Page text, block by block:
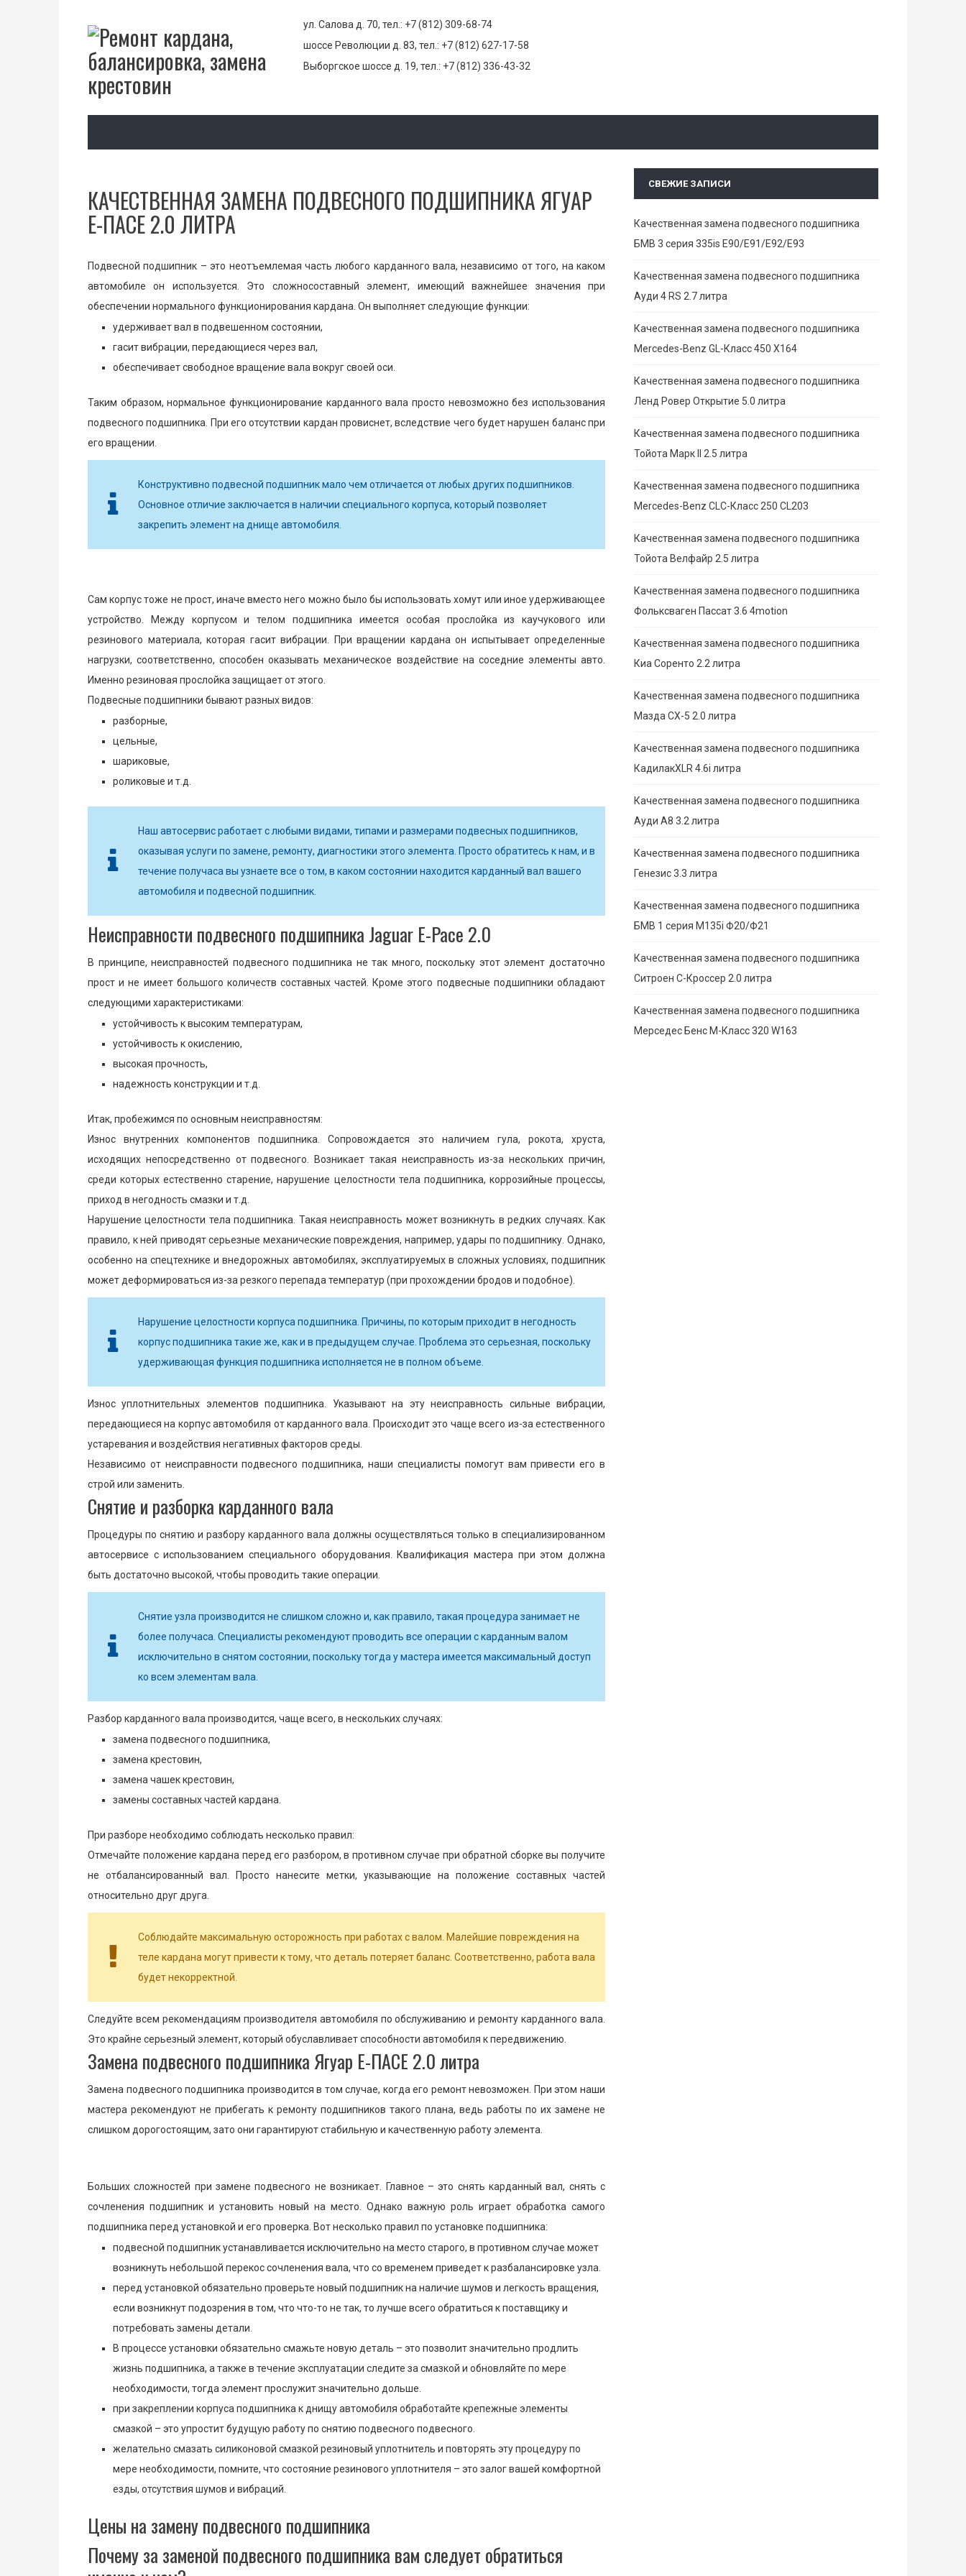
ул. Салова д. 70, тел.: +7 (812) 309-68-74
шоссе Революции д. 83, тел.: +7 (812) 627-17-58
Выборгское шоссе д. 19, тел.: +7 (812) 336-43-32
КАЧЕСТВЕННАЯ ЗАМЕНА ПОДВЕСНОГО ПОДШИПНИКА ЯГУАР
Е-ПАСЕ 2.0 ЛИТРА
Подвесной подшипник – это неотъемлемая часть любого карданного вала, независимо от того, на каком
автомобиле он используется. Это сложносоставный элемент, имеющий важнейшее значения при
обеспечении нормального функционирования кардана. Он выполняет следующие функции:
удерживает вал в подвешенном состоянии,
гасит вибрации, передающиеся через вал,
обеспечивает свободное вращение вала вокруг своей оси.
Таким образом, нормальное функционирование карданного вала просто невозможно без использования
подвесного подшипника. При его отсутствии кардан провиснет, вследствие чего будет нарушен баланс при
его вращении.
Конструктивно подвесной подшипник мало чем отличается от любых других подшипников.
Основное отличие заключается в наличии специального корпуса, который позволяет
закрепить элемент на днище автомобиля.
Сам корпус тоже не прост, иначе вместо него можно было бы использовать хомут или иное удерживающее
устройство. Между корпусом и телом подшипника имеется особая прослойка из каучукового или
резинового материала, которая гасит вибрации. При вращении кардана он испытывает определенные
нагрузки, соответственно, способен оказывать механическое воздействие на соседние элементы авто.
Именно резиновая прослойка защищает от этого.
Подвесные подшипники бывают разных видов:
разборные,
цельные,
шариковые,
роликовые и т.д.
Наш автосервис работает с любыми видами, типами и размерами подвесных подшипников,
оказывая услуги по замене, ремонту, диагностики этого элемента. Просто обратитесь к нам, и в
течение получаса вы узнаете все о том, в каком состоянии находится карданный вал вашего
автомобиля и подвесной подшипник.
Неисправности подвесного подшипника Jaguar E-Pace 2.0
В принципе, неисправностей подвесного подшипника не так много, поскольку этот элемент достаточно
прост и не имеет большого количеств составных частей. Кроме этого подвесные подшипники обладают
следующими характеристиками:
устойчивость к высоким температурам,
устойчивость к окислению,
высокая прочность,
надежность конструкции и т.д.
Итак, пробежимся по основным неисправностям:
Износ внутренних компонентов подшипника. Сопровождается это наличием гула, рокота, хруста,
исходящих непосредственно от подвесного. Возникает такая неисправность из-за нескольких причин,
среди которых естественно старение, нарушение целостности тела подшипника, коррозийные процессы,
приход в негодность смазки и т.д.
Нарушение целостности тела подшипника. Такая неисправность может возникнуть в редких случаях. Как
правило, к ней приводят серьезные механические повреждения, например, удары по подшипнику. Однако,
особенно на спецтехнике и внедорожных автомобилях, эксплуатируемых в сложных условиях, подшипник
может деформироваться из-за резкого перепада температур (при прохождении бродов и подобное).
Нарушение целостности корпуса подшипника. Причины, по которым приходит в негодность
корпус подшипника такие же, как и в предыдущем случае. Проблема это серьезная, поскольку
удерживающая функция подшипника исполняется не в полном объеме.
Износ уплотнительных элементов подшипника. Указывают на эту неисправность сильные вибрации,
передающиеся на корпус автомобиля от карданного вала. Происходит это чаще всего из-за естественного
устаревания и воздействия негативных факторов среды.
Независимо от неисправности подвесного подшипника, наши специалисты помогут вам привести его в
строй или заменить.
Снятие и разборка карданного вала
Процедуры по снятию и разбору карданного вала должны осуществляться только в специализированном
автосервисе с использованием специального оборудования. Квалификация мастера при этом должна
быть достаточно высокой, чтобы проводить такие операции.
Снятие узла производится не слишком сложно и, как правило, такая процедура занимает не
более получаса. Специалисты рекомендуют проводить все операции с карданным валом
исключительно в снятом состоянии, поскольку тогда у мастера имеется максимальный доступ
ко всем элементам вала.
Разбор карданного вала производится, чаще всего, в нескольких случаях:
замена подвесного подшипника,
замена крестовин,
замена чашек крестовин,
замены составных частей кардана.
При разборе необходимо соблюдать несколько правил:
Отмечайте положение кардана перед его разбором, в противном случае при обратной сборке вы получите
не отбалансированный вал. Просто нанесите метки, указывающие на положение составных частей
относительно друг друга.
Соблюдайте максимальную осторожность при работах с валом. Малейшие повреждения на
теле кардана могут привести к тому, что деталь потеряет баланс. Соответственно, работа вала
будет некорректной.
Следуйте всем рекомендациям производителя автомобиля по обслуживанию и ремонту карданного вала.
Это крайне серьезный элемент, который обуславливает способности автомобиля к передвижению.
Замена подвесного подшипника Ягуар Е-ПАСЕ 2.0 литра
Замена подвесного подшипника производится в том случае, когда его ремонт невозможен. При этом наши
мастера рекомендуют не прибегать к ремонту подшипников такого плана, ведь работы по их замене не
слишком дорогостоящим, зато они гарантируют стабильную и качественную работу элемента.
Больших сложностей при замене подвесного не возникает. Главное – это снять карданный вал, снять с
сочленения подшипник и установить новый на место. Однако важную роль играет обработка самого
подшипника перед установкой и его проверка. Вот несколько правил по установке подшипника:
подвесной подшипник устанавливается исключительно на место старого, в противном случае может
возникнуть небольшой перекос сочленения вала, что со временем приведет к разбалансировке узла.
перед установкой обязательно проверьте новый подшипник на наличие шумов и легкость вращения,
если возникнут подозрения в том, что что-то не так, то лучше всего обратиться к поставщику и
потребовать замены детали.
В процессе установки обязательно смажьте новую деталь – это позволит значительно продлить
жизнь подшипника, а также в течение эксплуатации следите за смазкой и обновляйте по мере
необходимости, тогда элемент прослужит значительно дольше.
при закреплении корпуса подшипника к днищу автомобиля обработайте крепежные элементы
смазкой – это упростит будущую работу по снятию подвесного подвесного.
желательно смазать силиконовой смазкой резиновый уплотнитель и повторять эту процедуру по
мере необходимости, помните, что состояние резинового уплотнителя – это залог вашей комфортной
езды, отсутствия шумов и вибраций.
Цены на замену подвесного подшипника
Почему за заменой подвесного подшипника вам следует обратиться
СВЕЖИЕ ЗАПИСИ
Качественная замена подвесного подшипника
БМВ 3 серия 335is E90/E91/E92/E93
Качественная замена подвесного подшипника
Ауди 4 RS 2.7 литра
Качественная замена подвесного подшипника
Mercedes-Benz GL-Класс 450 X164
Качественная замена подвесного подшипника
Ленд Ровер Открытие 5.0 литра
Качественная замена подвесного подшипника
Тойота Марк II 2.5 литра
Качественная замена подвесного подшипника
Mercedes-Benz CLC-Класс 250 CL203
Качественная замена подвесного подшипника
Тойота Велфайр 2.5 литра
Качественная замена подвесного подшипника
Фольксваген Пассат 3.6 4motion
Качественная замена подвесного подшипника
Киа Соренто 2.2 литра
Качественная замена подвесного подшипника
Мазда СХ-5 2.0 литра
Качественная замена подвесного подшипника
КадилакXLR 4.6i литра
Качественная замена подвесного подшипника
Ауди А8 3.2 литра
Качественная замена подвесного подшипника
Генезис 3.3 литра
Качественная замена подвесного подшипника
БМВ 1 серия M135i Ф20/Ф21
Качественная замена подвесного подшипника
Ситроен С-Кроссер 2.0 литра
Качественная замена подвесного подшипника
Мерседес Бенс М-Класс 320 W163